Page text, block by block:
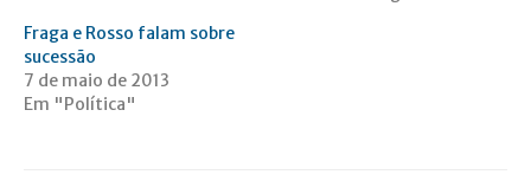
Fraga e Rosso falam sobre
sucessão
7 de maio de 2013
Em "Política"